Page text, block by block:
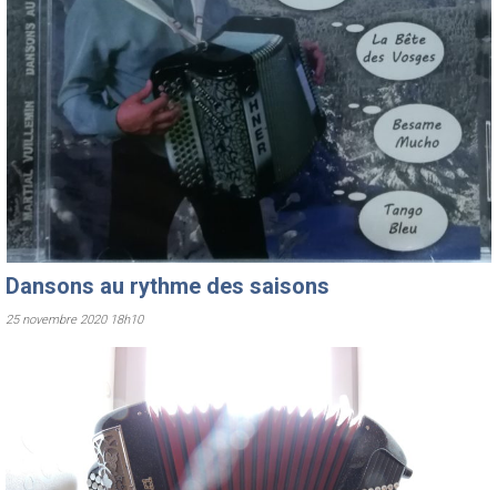
Dansons au rythme des saisons
25 novembre 2020 18h10